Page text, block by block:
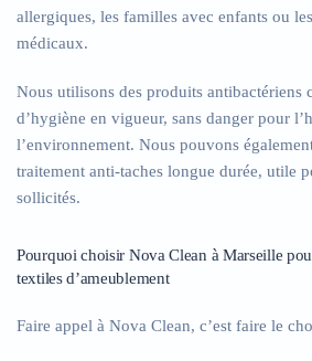
allergiques, les familles avec enfants ou
médicaux.
Nous utilisons des produits antibactériens
d’hygiène en vigueur, sans danger pour
l’environnement. Nous pouvons
traitement anti-taches longue durée, utile
sollicités.
Pourquoi choisir Nova Clean à Marseille
textiles d’ameublement
Faire appel à Nova Clean, c’est faire le